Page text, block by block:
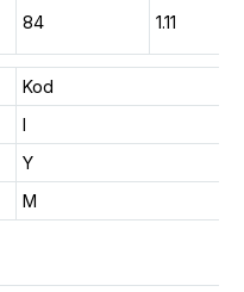
84 1.11
Kod
Y
M